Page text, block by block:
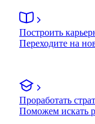
Построить
Переходите на
Проработать
Поможем искать